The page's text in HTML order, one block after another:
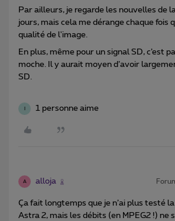
Par ailleurs, je regarde les nouvelles de
jours, mais cela me dérange chaque fois
qualité de l'image.
En plus, même pour un signal SD, c’est
moche. Il y aurait moyen d’avoir
SD.
1 personne aime
A alloja
Ça fait longtemps que je n’ai plus testé
Astra 2, mais les débits (en MPEG2 !) ne